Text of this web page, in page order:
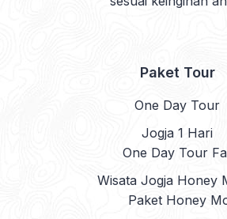
Paket Tour
One Day Tour
Jogja 1 Hari
One Day Tour
Wisata Jogja Honey
Paket Honey